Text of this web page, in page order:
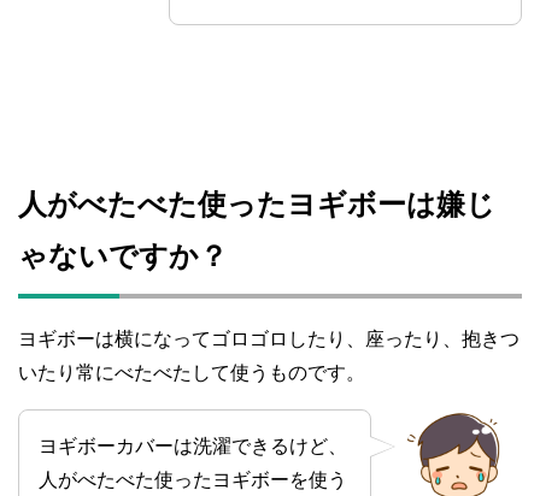
人がべたべた使ったヨギボーは嫌じ
ゃないですか？
ヨギボーは横になってゴロゴロしたり、座ったり、抱きつ
いたり常にべたべたして使うものです。
ヨギボーカバーは洗濯できるけど、
人がべたべた使ったヨギボーを使う